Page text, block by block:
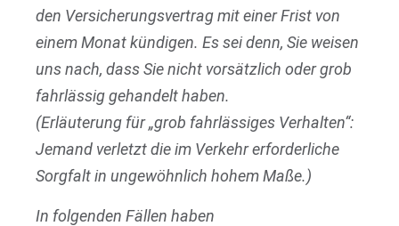
den Versicherungsvertrag mit einer Frist von
einem Monat kündigen. Es sei denn, Sie weisen
uns nach, dass Sie nicht vorsätzlich oder grob
fahrlässig gehandelt haben.
(Erläuterung für „grob fahrlässiges Verhalten“:
Jemand verletzt die im Verkehr erforderliche
Sorgfalt in ungewöhnlich hohem Maße.)
In folgenden Fällen haben